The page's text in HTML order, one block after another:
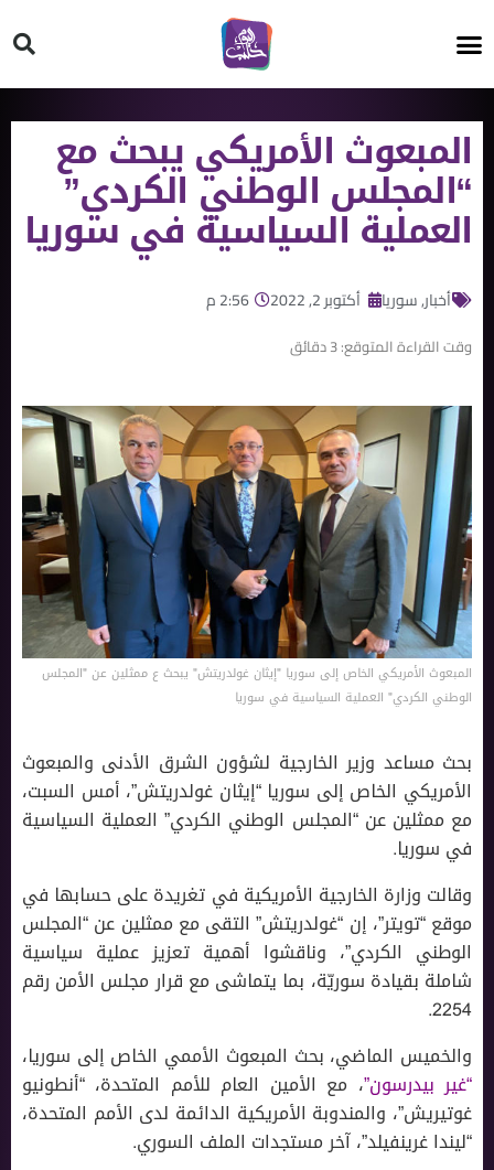
المبعوث الأمريكي يبحث مع
“المجلس الوطني الكردي”
العملية السياسية في سوريا
أخبار,سوريا أكتوبر 2, 2022 2:56 م
وقت القراءة المتوقع:3دقائق
المبعوث الأمريكي الخاص إلى سوريا "إيثان غولدريتش" يبحث ع ممثلين عن "المجلس
الوطني الكردي" العملية السياسية في سوريا
بحث مساعد وزير الخارجية لشؤون الشرق الأدنى والمبعوث
الأمريكي الخاص إلى سوريا “إيثان غولدريتش”، أمس السبت،
مع ممثلين عن “المجلس الوطني الكردي” العملية السياسية
في سوريا.
وقالت وزارة الخارجية الأمريكية في تغريدة على حسابها في
موقع “تويتر”، إن “غولدريتش” التقى مع ممثلين عن “المجلس
الوطني الكردي”، وناقشوا أهمية تعزيز عملية سياسية
شاملة بقيادة سوريّة، بما يتماشى مع قرار مجلس الأمن رقم
2254.
والخميس الماضي، بحث المبعوث الأممي الخاص إلى سوريا،
“غير بيدرسون”، مع الأمين العام للأمم المتحدة، “أنطونيو
غوتيريش”، والمندوبة الأمريكية الدائمة لدى الأمم المتحدة،
“ليندا غرينفيلد”، آخر مستجدات الملف السوري.